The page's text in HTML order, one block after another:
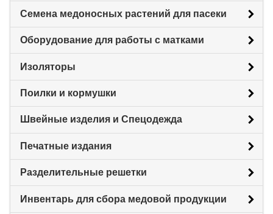
Семена медоносных растений для пасеки
Оборудование для работы с матками
Изоляторы
Поилки и кормушки
Швейные изделия и Спецодежда
Печатные издания
Разделительные решетки
Инвентарь для сбора медовой продукции